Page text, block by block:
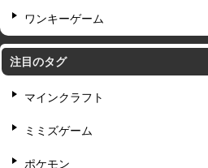
ワンキーゲーム
注目のタグ
マインクラフト
ミミズゲーム
ポケモン